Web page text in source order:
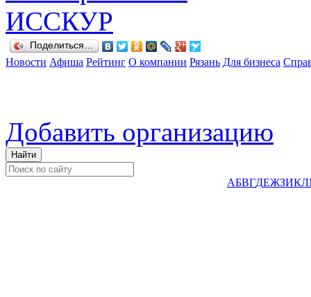
Поделиться…
Новости Афиша Рейтинг О компании Рязань Для бизнеса
Добавить организацию
АБВГДЕЖЗИКЛ